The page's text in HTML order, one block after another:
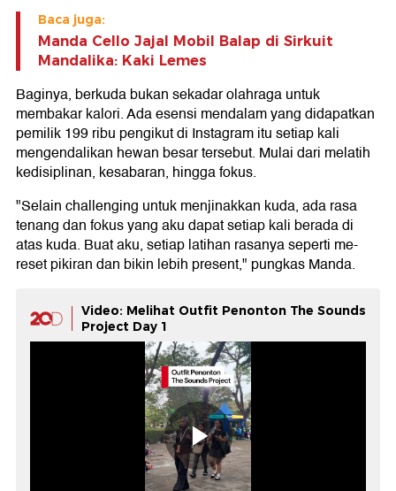
Baca juga:
Manda Cello Jajal Mobil Balap di Sirkuit
Mandalika: Kaki Lemes
Baginya, berkuda bukan sekadar olahraga untuk
membakar kalori. Ada esensi mendalam yang didapatkan
pemilik 199 ribu pengikut di Instagram itu setiap kali
mengendalikan hewan besar tersebut. Mulai dari melatih
kedisiplinan, kesabaran, hingga fokus.
"Selain challenging untuk menjinakkan kuda, ada rasa
tenang dan fokus yang aku dapat setiap kali berada di
atas kuda. Buat aku, setiap latihan rasanya seperti me-
reset pikiran dan bikin lebih present," pungkas Manda.
Video: Melihat Outfit Penonton The Sounds
Project Day 1